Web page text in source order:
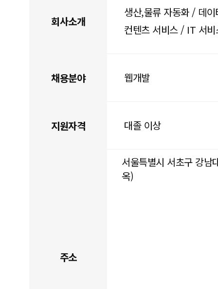
회사소개
생산,물류 자동화 / 데
컨텐츠 서비스 / IT 서비
채용분야 웹개발
지원자격 대졸 이상
주소
서울특별시 서초구 강
옥)